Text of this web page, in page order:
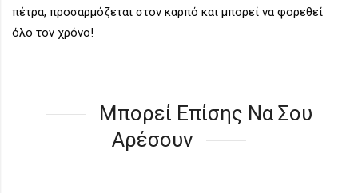
πέτρα, προσαρμόζεται στον καρπό και μπορεί να φορεθεί
όλο τον χρόνο!
Μπορεί Επίσης Να Σου
Αρέσουν